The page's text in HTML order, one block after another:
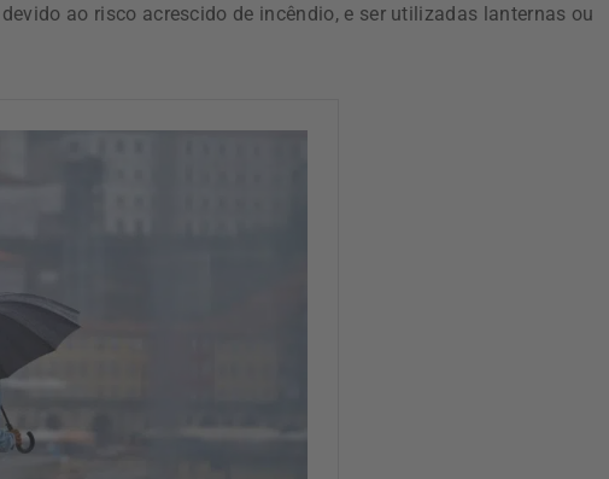
ao risco acrescido de incêndio, e ser utilizadas lanternas ou